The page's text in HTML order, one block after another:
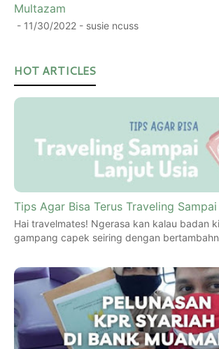
Multazam
- 11/30/2022 - susie ncuss
HOT ARTICLES
Tips Agar Bisa Terus Traveling
Hai travelmates! Ngerasa kan kalau badan
gampang capek seiring dengan